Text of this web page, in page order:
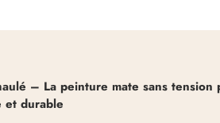
– La peinture mate sans tension
et durable